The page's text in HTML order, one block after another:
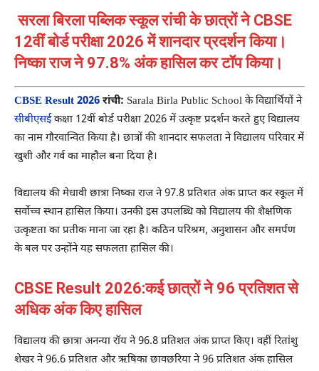
सरला बिरला पब्लिक स्कूल रांची के छात्रों ने CBSE
12वीं बोर्ड परीक्षा 2026 में शानदार प्रदर्शन किया।
निष्का राज ने 97.8% अंक हासिल कर टॉप किया।
CBSE Result 2026 रांची: Sarala Birla Public School के विद्यार्थियों ने
सीबीएसईकक्षा 12वीं बोर्ड परीक्षा 2026 में उत्कृष्ट प्रदर्शन करते हुए विद्यालय
का नाम गौरवान्वित किया है। छात्रों की शानदार सफलता ने विद्यालय परिवार में
खुशी और गर्व का माहौल बना दिया है।
विद्यालय की मेधावी छात्रा निष्का राज ने 97.8 प्रतिशत अंक प्राप्त कर स्कूल में
सर्वोच्च स्थान हासिल किया। उनकी इस उपलब्धि को विद्यालय की शैक्षणिक
उत्कृष्टता का प्रतीक माना जा रहा है। कठिन परिश्रम, अनुशासन और समर्पण
के बल पर उन्होंने यह सफलता हासिल की।
CBSE Result 2026:कई छात्रों ने 96 प्रतिशत से
अधिक अंक किए हासिल
विद्यालय की छात्रा अनन्या रॉय ने 96.8 प्रतिशत अंक प्राप्त किए। वहीं रितांशु
शेखर ने 96.6 प्रतिशत और ऋषिका छावछरिया ने 96 प्रतिशत अंक हासिल